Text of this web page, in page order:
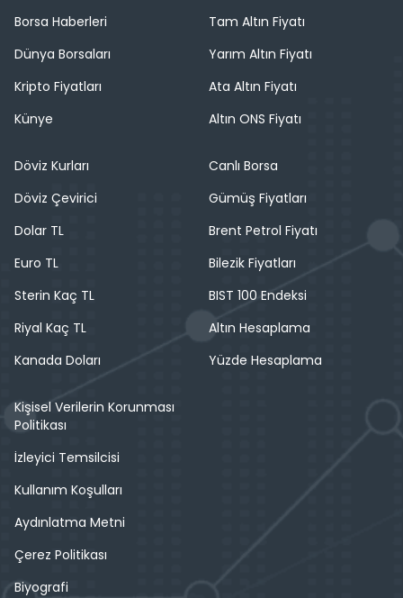
Borsa Haberleri
Dünya Borsaları
Kripto Fiyatları
Künye
Tam Altın Fiyatı
Yarım Altın Fiyatı
Ata Altın Fiyatı
Altın ONS Fiyatı
Döviz Kurları
Döviz Çevirici
Dolar TL
Euro TL
Sterin Kaç TL
Riyal Kaç TL
Kanada Doları
Canlı Borsa
Gümüş Fiyatları
Brent Petrol Fiyatı
Bilezik Fiyatları
BIST 100 Endeksi
Altın Hesaplama
Yüzde Hesaplama
Kişisel Verilerin Korunması
Politikası
İzleyici Temsilcisi
Kullanım Koşulları
Aydınlatma Metni
Çerez Politikası
Biyografi